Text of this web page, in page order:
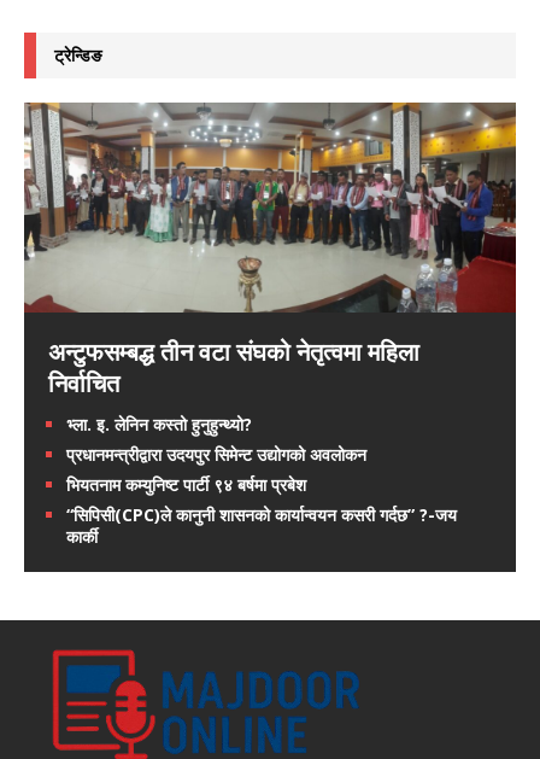
ट्रेन्डिङ
अन्टुफसम्बद्ध तीन वटा संघको नेतृत्वमा महिला
निर्वाचित
भ्ला. इ. लेनिन कस्तो हुनुहुन्थ्यो?
प्रधानमन्त्रीद्वारा उदयपुर सिमेन्ट उद्योगको अवलोकन
भियतनाम कम्युनिष्ट पार्टी ९४ बर्षमा प्रबेश
“सिपिसी(CPC)ले कानुनी शासनको कार्यान्वयन कसरी गर्दछ” ?-जय
कार्की